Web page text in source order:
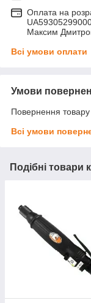
Оплата на
Максим
Всі умови оплати
Умови
Повернення
Всі умови
Подібні товари